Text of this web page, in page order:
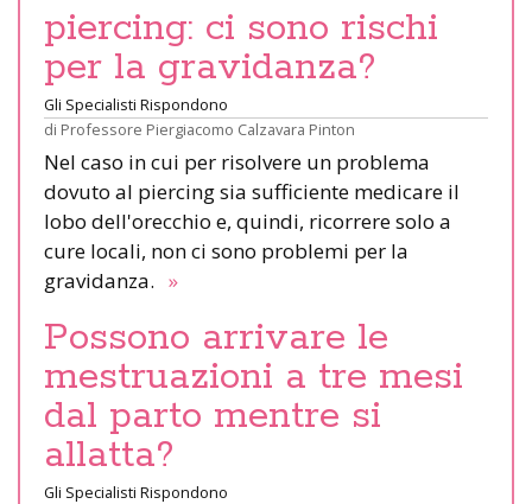
piercing: ci sono rischi
per la gravidanza?
Gli Specialisti Rispondono
di Professore Piergiacomo Calzavara Pinton
Nel caso in cui per risolvere un problema
dovuto al piercing sia sufficiente medicare il
lobo dell'orecchio e, quindi, ricorrere solo a
cure locali, non ci sono problemi per la
gravidanza. »
Possono arrivare le
mestruazioni a tre mesi
dal parto mentre si
allatta?
Gli Specialisti Rispondono